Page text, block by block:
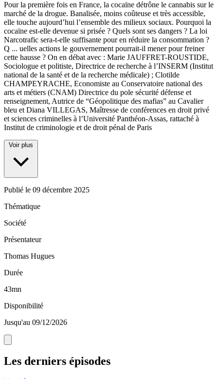
Pour la première fois en France, la cocaïne détrône le cannabis sur le
marché de la drogue. Banalisée, moins coûteuse et très accessible,
elle touche aujourd’hui l’ensemble des milieux sociaux. Pourquoi la
cocaïne est-elle devenue si prisée ? Quels sont ses dangers ? La loi
Narcotrafic sera-t-elle suffisante pour en réduire la consommation ?
Q ... uelles actions le gouvernement pourrait-il mener pour freiner
cette hausse ? On en débat avec : Marie JAUFFRET-ROUSTIDE,
Sociologue et politiste, Directrice de recherche à l’INSERM (Institut
national de la santé et de la recherche médicale) ; Clotilde
CHAMPEYRACHE, Economiste au Conservatoire national des
arts et métiers (CNAM) Directrice du pole sécurité défense et
renseignement, Autrice de “Géopolitique des mafias” au Cavalier
bleu et Diana VILLEGAS, Maîtresse de conférences en droit privé
et sciences criminelles à l’Université Panthéon-Assas, rattaché à
Institut de criminologie et de droit pénal de Paris
Voir plus
Publié le 09 décembre 2025
Thématique
Société
Présentateur
Thomas Hugues
Durée
43mn
Disponibilité
Jusqu'au 09/12/2026
Les derniers épisodes